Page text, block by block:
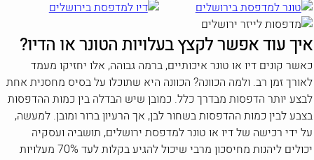
איך עוד אפשר לקצץ בעלויות הטונר או הדיו?
כאשר קונים דיו או טונר איכותיים, ברמה גבוהה, אלו יחזיקו מעמד
לאורך זמן רב. ולמה הכוונה? הכוונה היא שתוכלו על בסיס מחסנית אחת
לבצע יותר הדפסות מבדרך כלל. כמובן שיש הבדלה בין כמות ההדפסות
בצבע לבין כמות ההדפסות בשחור לבן, אך הרעיון ברור ומובן. למעשה,
על ידי רכישה של דיו או טונר למדפסת ירושלים, תושביה ועסקיה
יכולים ליהנות מחיסכון מרבי שיכול להגיע בקלות לעד 70% מעלויות